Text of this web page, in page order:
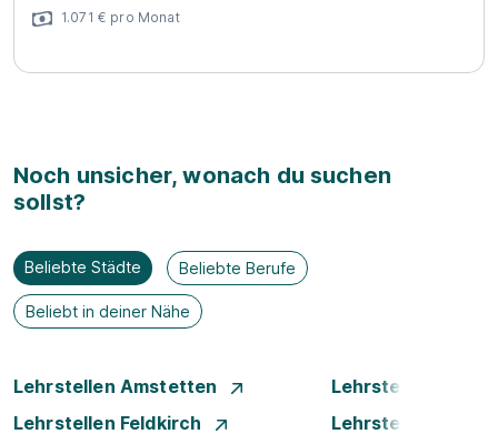
1.071 € pro Monat
Noch unsicher, wonach du suchen
sollst?
Beliebte Städte Beliebte Berufe
Beliebt in deiner Nähe
Lehrstellen Amstetten
Lehrstellen
Lehrstellen Feldkirch
Lehrstellen Graz